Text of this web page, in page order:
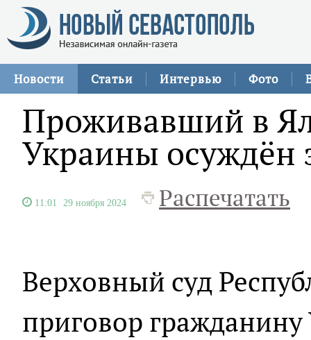
Новости Статьи Интервью Фото
Проживавший в
Украины осуждён
11:01 29 ноября 2024 Распечатать
Верховный суд
приговор